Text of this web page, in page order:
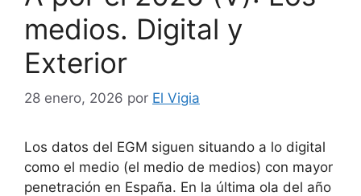
medios. Digital y
Exterior
28 enero, 2026 por El Vigia
Los datos del EGM siguen situando a lo digital
como el medio (el medio de medios) con mayor
penetración en España. En la última ola del año